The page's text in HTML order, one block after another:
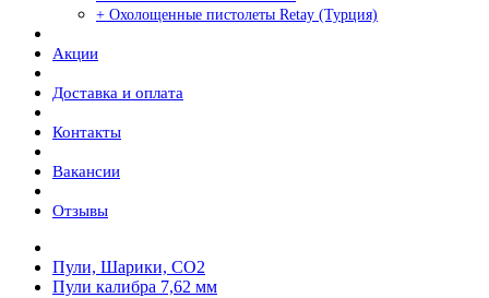
+ Охолощенные пистолеты Retay (Турция)
Акции
Доставка и оплата
Контакты
Вакансии
Отзывы
Пули, Шарики, СО2
Пули калибра 7,62 мм